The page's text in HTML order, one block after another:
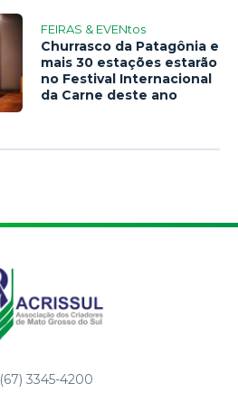
FEIRAS & EVENtos
Churrasco da Patagônia e
mais 30 estações estarão
no Festival Internacional
da Carne deste ano
(67) 3345-4200